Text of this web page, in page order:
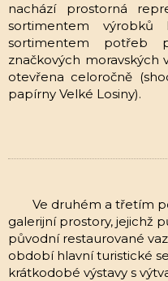
nachází prostorná
sortimentem výrobků
sortimentem potřeb
značkových moravských
otevřena celoročně
papírny Velké Losiny).
Ve druhém a třetím
galerijní prostory, jejichž
původní restaurované
období hlavní turistické
krátkodobé výstavy s